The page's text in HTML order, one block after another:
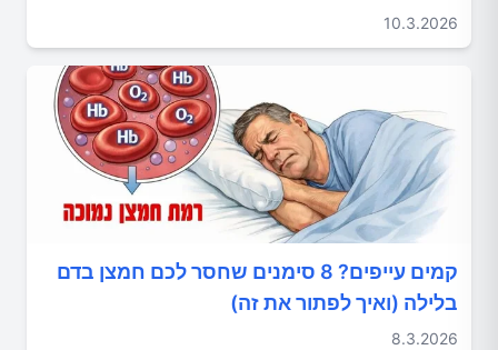
10.3.2026
קמים עייפים? 8 סימנים שחסר לכם חמצן בדם
בלילה (ואיך לפתור את זה)
8.3.2026